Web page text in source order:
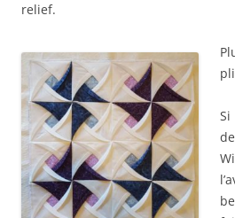
relief.